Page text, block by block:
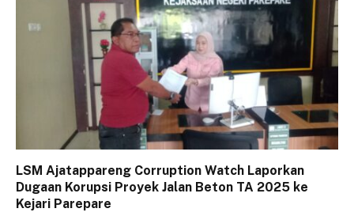
LSM Ajatappareng Corruption Watch Laporkan
Dugaan Korupsi Proyek Jalan Beton TA 2025 ke
Kejari Parepare